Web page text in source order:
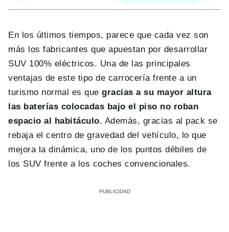
En los últimos tiempos, parece que cada vez son
más los fabricantes que apuestan por desarrollar
SUV 100% eléctricos. Una de las principales
ventajas de este tipo de carrocería frente a un
turismo normal es quegracias a su mayor altura
las baterías colocadas bajo el piso no roban
espacio al habitáculo. Además, gracias al pack se
rebaja el centro de gravedad del vehículo, lo que
mejora la dinámica, uno de los puntos débiles de
los SUV frente a los coches convencionales.